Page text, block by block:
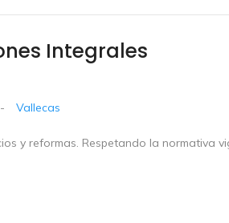
Integrales
- Vallecas
y reformas. Respetando la normativa